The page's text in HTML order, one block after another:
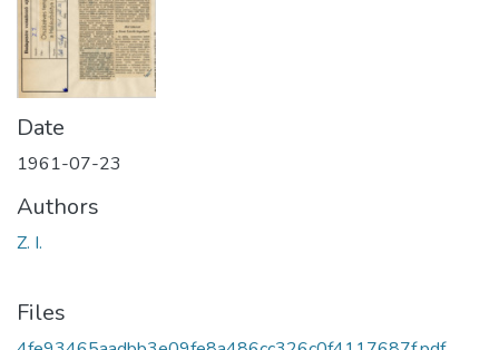
Date
1961-07-23
Authors
Z. I.
Files